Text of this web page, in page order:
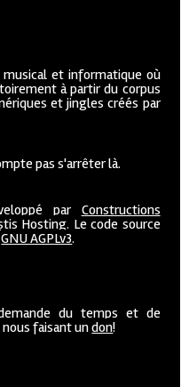
et informatique où
à partir du corpus
et jingles créés par
pas s'arrêter là.
par Constructions
Hosting. Le code source
GNU AGPLv3.
du temps et de
nous faisant undon!